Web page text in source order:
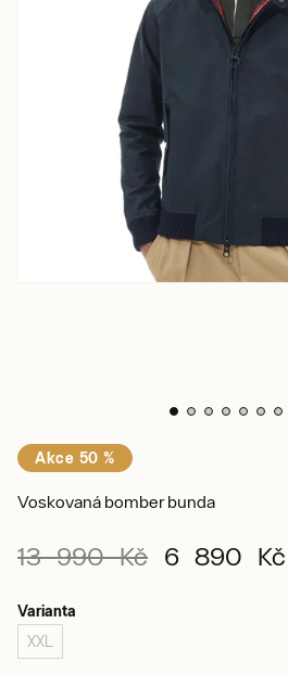
Akce 50 %
Voskovaná bomber bunda
13 990 Kč 6 890 Kč
Varianta
XXL